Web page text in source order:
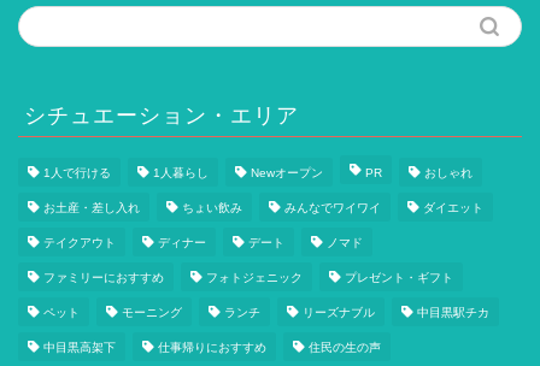
一
覧
シチュエーション・エリア
1人で行ける 1人暮らし Newオープン PR おしゃれ
お土産・差し入れ ちょい飲み みんなでワイワイ ダイエット
テイクアウト ディナー デート ノマド
ファミリーにおすすめ フォトジェニック プレゼント・ギフト
ペット モーニング ランチ リーズナブル 中目黒駅チカ
中目黒高架下 仕事帰りにおすすめ 住民の生の声